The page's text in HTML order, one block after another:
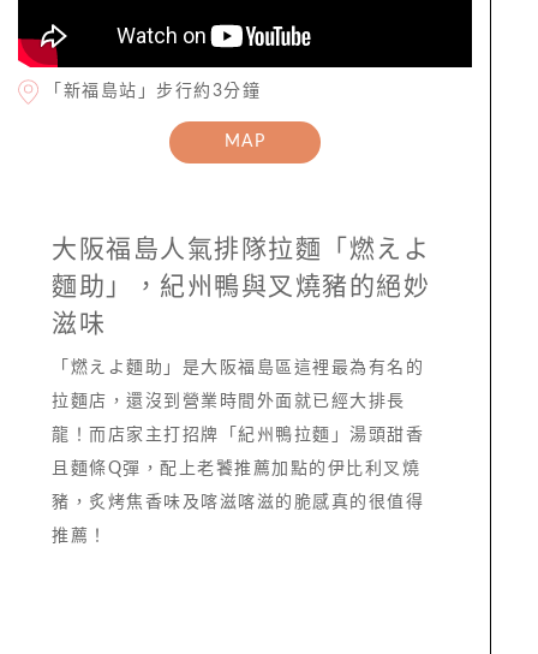
「新福島站」步行約3分鐘
MAP
大阪福島人氣排隊拉麵「燃えよ
麵助」，紀州鴨與叉燒豬的絕妙
滋味
「燃えよ麵助」是大阪福島區這裡最為有名的
拉麵店，還沒到營業時間外面就已經大排長
龍！而店家主打招牌「紀州鴨拉麵」湯頭甜香
且麵條Q彈，配上老饕推薦加點的伊比利叉燒
豬，炙烤焦香味及喀滋喀滋的脆感真的很值得
推薦！